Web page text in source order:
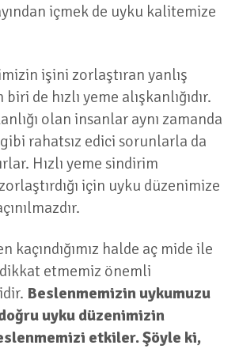
içmek de uyku kalitemize
işini zorlaştıran yanlış
de hızlı yeme alışkanlığıdır.
olan insanlar aynı zamanda
rahatsız edici sorunlarla da
Hızlı yeme sindirim
için uyku düzenimize
kaçındığımız halde aç mide ile
etmemiz önemli
Beslenmemizin uykumuzu
uyku düzenimizin
etkiler. Şöyle ki,